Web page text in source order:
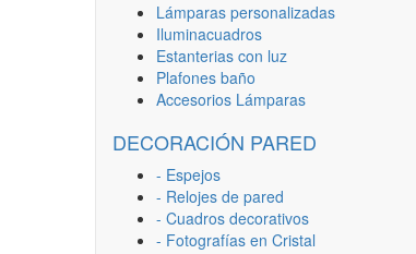
Lámparas personalizadas
Iluminacuadros
Estanterias con luz
Plafones baño
Accesorios Lámparas
DECORACIÓN PARED
- Espejos
- Relojes de pared
- Cuadros decorativos
- Fotografías en Cristal